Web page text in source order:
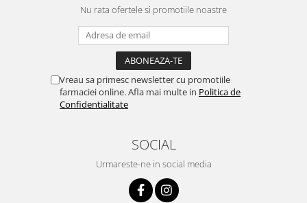
Nu rata ofertele si promotiile noastre
Vreau sa primesc newsletter cu promotiile
farmaciei online. Afla mai multe in Politica de
Confidentialitate
SOCIAL
Urmareste-ne in social media